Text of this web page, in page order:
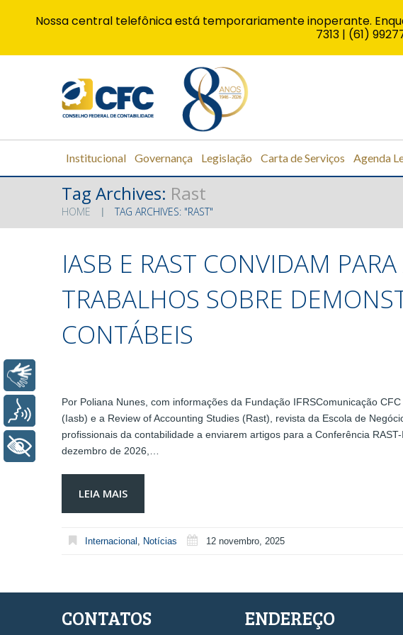
Institucional Governança Legislação Carta de Serviços Agenda
Tag Archives: Rast
HOME TAG ARCHIVES: "RAST"
IASB E RAST CONVIDAM
TRABALHOS SOBRE
CONTÁBEIS
Por Poliana Nunes, com informações da Fundação IFRSComunicação
(Iasb) e a Review of Accounting Studies (Rast), revista da Escola de
profissionais da contabilidade a enviarem artigos para a Conferência
dezembro de 2026,…
LEIA MAIS
Internacional Notícias 12 novembro, 2025
CONTATOS ENDEREÇO
Nossa central telefônica está temporariamente inoperante.
7313 | (61)
+ Acessibilidade